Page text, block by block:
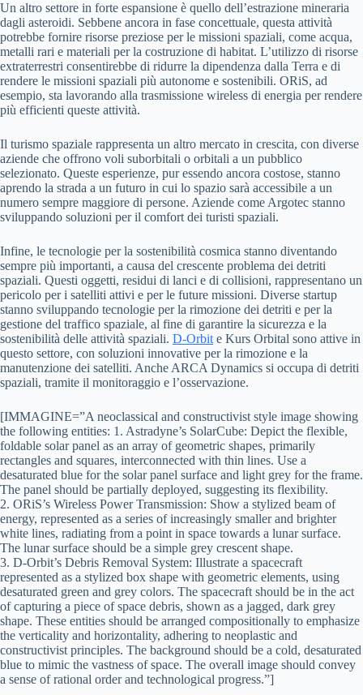
Un altro settore in forte espansione è quello dell’estrazione mineraria
dagli asteroidi. Sebbene ancora in fase concettuale, questa attività
potrebbe fornire risorse preziose per le missioni spaziali, come acqua,
metalli rari e materiali per la costruzione di habitat. L’utilizzo di risorse
extraterrestri consentirebbe di ridurre la dipendenza dalla Terra e di
rendere le missioni spaziali più autonome e sostenibili. ORiS, ad
esempio, sta lavorando alla trasmissione wireless di energia per rendere
più efficienti queste attività.
Il turismo spaziale rappresenta un altro mercato in crescita, con diverse
aziende che offrono voli suborbitali o orbitali a un pubblico
selezionato. Queste esperienze, pur essendo ancora costose, stanno
aprendo la strada a un futuro in cui lo spazio sarà accessibile a un
numero sempre maggiore di persone. Aziende come Argotec stanno
sviluppando soluzioni per il comfort dei turisti spaziali.
Infine, le tecnologie per la sostenibilità cosmica stanno diventando
sempre più importanti, a causa del crescente problema dei detriti
spaziali. Questi oggetti, residui di lanci e di collisioni, rappresentano un
pericolo per i satelliti attivi e per le future missioni. Diverse startup
stanno sviluppando tecnologie per la rimozione dei detriti e per la
gestione del traffico spaziale, al fine di garantire la sicurezza e la
sostenibilità delle attività spaziali. D-Orbit e Kurs Orbital sono attive in
questo settore, con soluzioni innovative per la rimozione e la
manutenzione dei satelliti. Anche ARCA Dynamics si occupa di detriti
spaziali, tramite il monitoraggio e l’osservazione.
[IMMAGINE=”A neoclassical and constructivist style image showing
the following entities: 1. Astradyne’s SolarCube: Depict the flexible,
foldable solar panel as an array of geometric shapes, primarily
rectangles and squares, interconnected with thin lines. Use a
desaturated blue for the solar panel surface and light grey for the frame.
The panel should be partially deployed, suggesting its flexibility.
2. ORiS’s Wireless Power Transmission: Show a stylized beam of
energy, represented as a series of increasingly smaller and brighter
white lines, radiating from a point in space towards a lunar surface.
The lunar surface should be a simple grey crescent shape.
3. D-Orbit’s Debris Removal System: Illustrate a spacecraft
represented as a stylized box shape with geometric elements, using
desaturated green and grey colors. The spacecraft should be in the act
of capturing a piece of space debris, shown as a jagged, dark grey
shape. These entities should be arranged compositionally to emphasize
the verticality and horizontality, adhering to neoplastic and
constructivist principles. The background should be a cold, desaturated
blue to mimic the vastness of space. The overall image should convey
a sense of rational order and technological progress.”]